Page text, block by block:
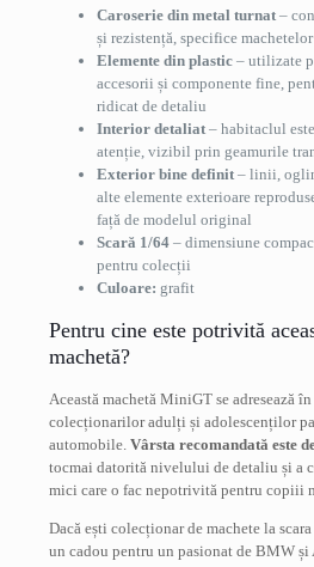
Caroserie din metal turnat –
și rezistență, specifice
Elemente din plastic – utilizate
accesorii și componente fine,
ridicat de detaliu
Interior detaliat – habitaclul
atenție, vizibil prin geamurile
Exterior bine definit – linii,
alte elemente exterioare
față de modelul original
Scară 1/64 – dimensiune
pentru colecții
Culoare: grafit
Pentru cine este potrivită
machetă?
Această machetă MiniGT se adresează
colecționarilor adulți și adolescenților
automobile. Vârsta recomandată este
tocmai datorită nivelului de detaliu și a
mici care o fac nepotrivită pentru copiii
Dacă ești colecționar de machete la
un cadou pentru un pasionat de BMW și